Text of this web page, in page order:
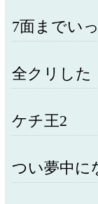
7面までい
全クリした
ケチ王2
つい夢中に